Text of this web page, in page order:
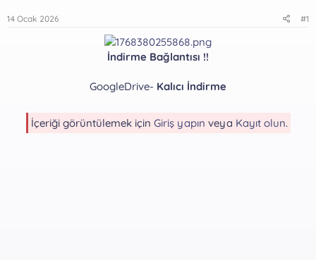
14 Ocak 2026 #1
İndirme Bağlantısı !!
GoogleDrive- Kalıcı İndirme
İçeriği görüntülemek için Giriş yapın veya Kayıt olun.